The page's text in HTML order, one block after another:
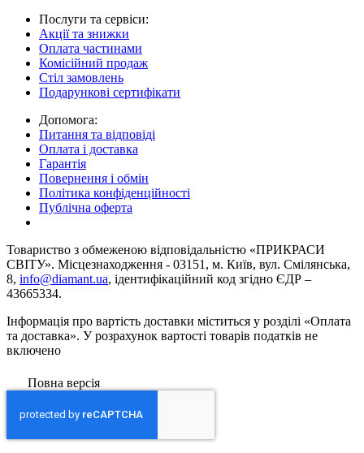
Послуги та сервіси:
Акції та знижки
Оплата частинами
Комісійний продаж
Стіл замовлень
Подарункові сертифікати
Допомога:
Питання та відповіді
Оплата і доставка
Гарантія
Повернення і обмін
Політика конфіденційності
Публічна оферта
Товариство з обмеженою вiдповiдальнiстю «ПРИКРАСИ
СВІТУ». Місцезнаходження - 03151, м. Київ, вул. Смілянська,
8, info@diamant.ua, ідентифікаційний код згідно ЄДР –
43665334.
Інформація про вартість доставки міститься у розділі «Оплата
та доставка». У розрахунок вартості товарів податків не
включено
Повна версія